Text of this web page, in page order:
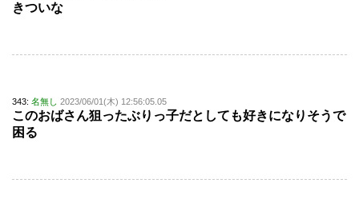
きついな
343: 名無し 2023/06/01(木) 12:56:05.05
このおばさん狙ったぶりっ子だとしても好きになりそうで
困る